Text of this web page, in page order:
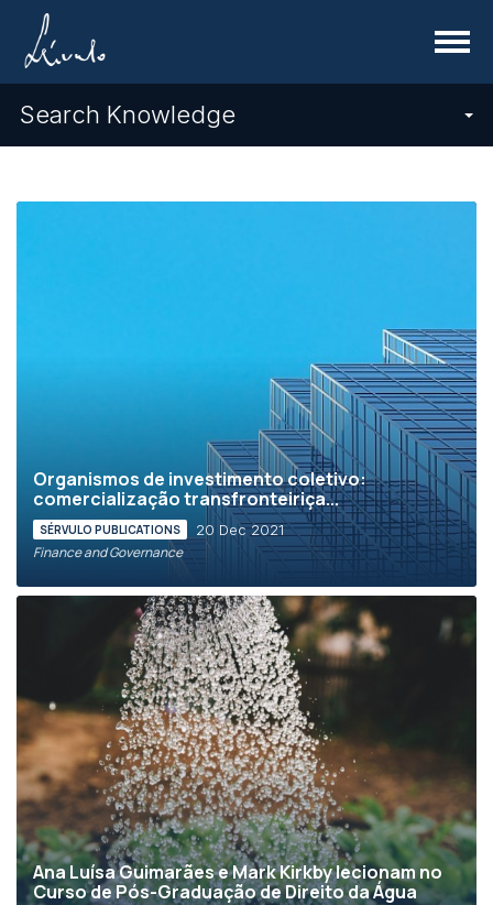
Menu
Search Knowledge
Organismos de investimento coletivo:
comercialização transfronteiriça...
SÉRVULO PUBLICATIONS 20 Dec 2021
Finance and Governance
Ana Luísa Guimarães e Mark Kirkby lecionam no
Curso de Pós-Graduação de Direito da Água